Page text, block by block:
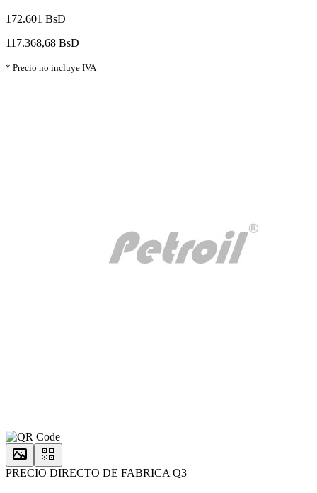
172.601 BsD
117.368,68 BsD
* Precio no incluye IVA
PRECIO DIRECTO DE FABRICA Q3